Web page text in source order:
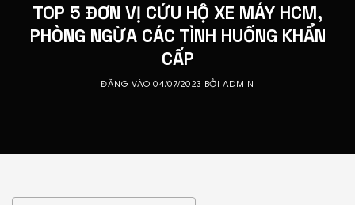
TOP 5 ĐƠN VỊ CỨU HỘ XE MÁY HCM,
PHÒNG NGỪA CÁC TÌNH HUỐNG KHẨN
CẤP
ĐĂNG VÀO04/07/2023 BỞI ADMIN